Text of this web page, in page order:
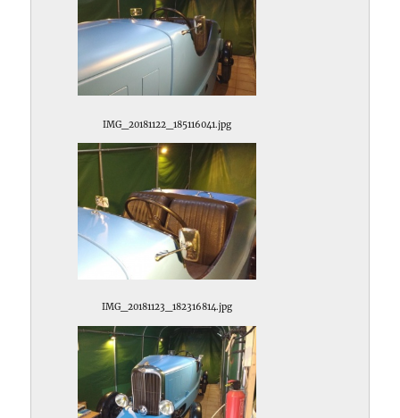
IMG_20181122_185116041.jpg
IMG_20181123_182316814.jpg